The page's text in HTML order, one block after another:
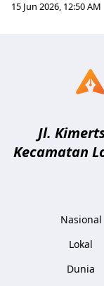
15 Jun 2026, 12:50 AM
Jl.
Kecamatan
Nasional
Lokal
Dunia